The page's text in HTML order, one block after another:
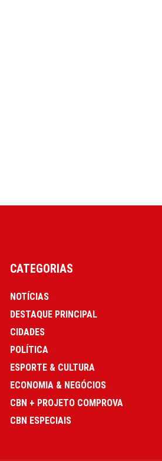
CATEGORIAS
NOTÍCIAS
DESTAQUE PRINCIPAL
CIDADES
POLÍTICA
ESPORTE & CULTURA
ECONOMIA & NEGÓCIOS
CBN + PROJETO COMPROVA
CBN ESPECIAIS